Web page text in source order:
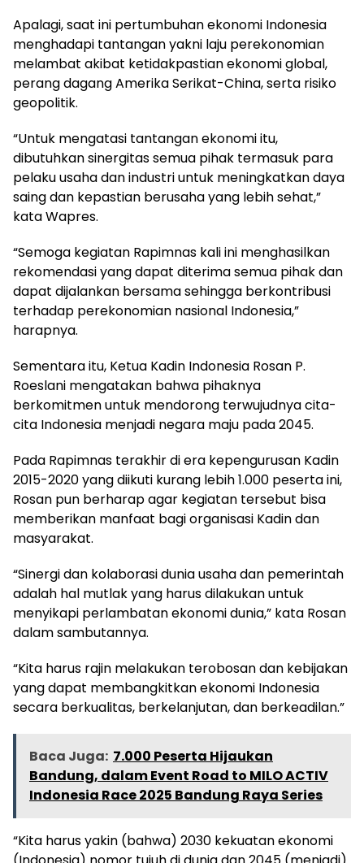
Apalagi, saat ini pertumbuhan ekonomi Indonesia
menghadapi tantangan yakni laju perekonomian
melambat akibat ketidakpastian ekonomi global,
perang dagang Amerika Serikat-China, serta risiko
geopolitik.
“Untuk mengatasi tantangan ekonomi itu,
dibutuhkan sinergitas semua pihak termasuk para
pelaku usaha dan industri untuk meningkatkan daya
saing dan kepastian berusaha yang lebih sehat,”
kata Wapres.
“Semoga kegiatan Rapimnas kali ini menghasilkan
rekomendasi yang dapat diterima semua pihak dan
dapat dijalankan bersama sehingga berkontribusi
terhadap perekonomian nasional Indonesia,”
harapnya.
Sementara itu, Ketua Kadin Indonesia Rosan P.
Roeslani mengatakan bahwa pihaknya
berkomitmen untuk mendorong terwujudnya cita-
cita Indonesia menjadi negara maju pada 2045.
Pada Rapimnas terakhir di era kepengurusan Kadin
2015-2020 yang diikuti kurang lebih 1.000 peserta ini,
Rosan pun berharap agar kegiatan tersebut bisa
memberikan manfaat bagi organisasi Kadin dan
masyarakat.
“Sinergi dan kolaborasi dunia usaha dan pemerintah
adalah hal mutlak yang harus dilakukan untuk
menyikapi perlambatan ekonomi dunia,” kata Rosan
dalam sambutannya.
“Kita harus rajin melakukan terobosan dan kebijakan
yang dapat membangkitkan ekonomi Indonesia
secara berkualitas, berkelanjutan, dan berkeadilan.”
Baca Juga: 7.000 Peserta Hijaukan
Bandung, dalam Event Road to MILO ACTIV
Indonesia Race 2025 Bandung Raya Series
“Kita harus yakin (bahwa) 2030 kekuatan ekonomi